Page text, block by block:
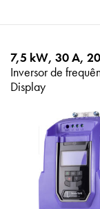
7,5 kW, 30 A,
Inversor de
Display